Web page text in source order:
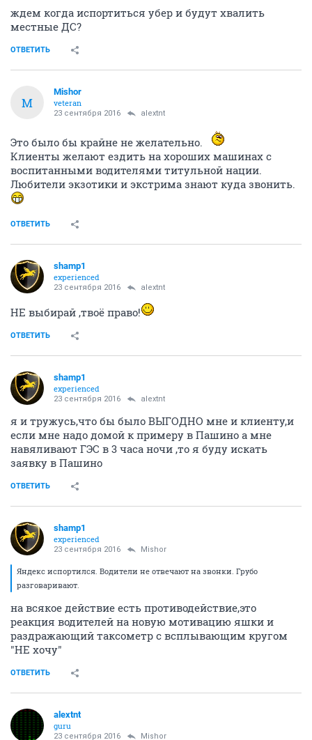
ждем когда испортиться убер и будут хвалить
местные ДС?
ОТВЕТИТЬ
M
Mishor
veteran
23 сентября 2016 alextnt
Это было бы крайне не желательно.
Клиенты желают ездить на хороших машинах с
воспитанными водителями титульной нации.
Любители экзотики и экстрима знают куда звонить.
ОТВЕТИТЬ
shamp1
experienced
23 сентября 2016 alextnt
НЕ выбирай ,твоё право!
ОТВЕТИТЬ
shamp1
experienced
23 сентября 2016 alextnt
я и тружусь,что бы было ВЫГОДНО мне и клиенту,и
если мне надо домой к примеру в Пашино а мне
навяливают ГЭС в 3 часа ночи ,то я буду искать
заявку в Пашино
ОТВЕТИТЬ
shamp1
experienced
23 сентября 2016 Mishor
Яндекс испортился. Водители не отвечают на звонки. Грубо
разговаривают.
на всякое действие есть противодействие,это
реакция водителей на новую мотивацию яшки и
раздражающий таксометр с всплывающим кругом
"НЕ хочу"
ОТВЕТИТЬ
alextnt
guru
23 сентября 2016 Mishor